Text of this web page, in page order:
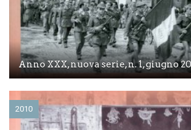
Anno XXX, nuova serie, n. 1, giugno
2010